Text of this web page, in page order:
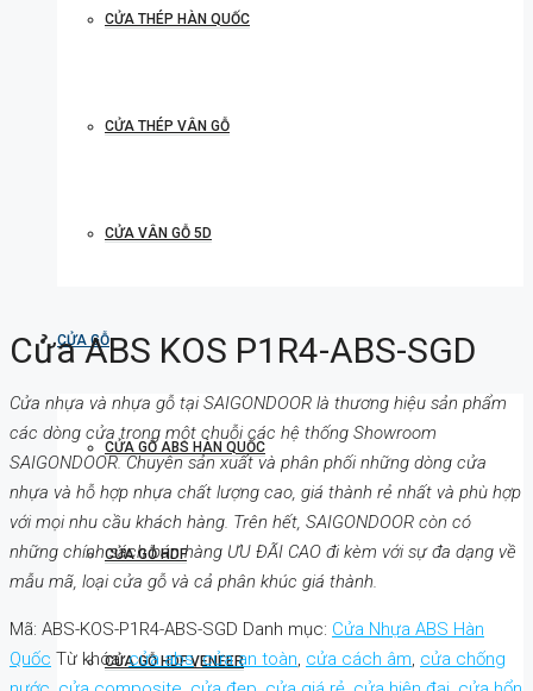
CỬA THÉP HÀN QUỐC
CỬA THÉP VÂN GỖ
CỬA VÂN GỖ 5D
CỬA GỖ
CỬA GỖ ABS HÀN QUỐC
CỬA GỖ HDF
CỬA GỖ HDF VENEER
Cửa ABS KOS P1R4-ABS-SGD
Cửa nhựa và nhựa gỗ tại SAIGONDOOR là thương hiệu sản phẩm
các dòng cửa trong một chuỗi các hệ thống Showroom
SAIGONDOOR. Chuyên sản xuất và phân phối những dòng cửa
nhựa và hỗ hợp nhựa chất lượng cao, giá thành rẻ nhất và phù hợp
với mọi nhu cầu khách hàng. Trên hết, SAIGONDOOR còn có
những chính sách bán hàng ƯU ĐÃI CAO đi kèm với sự đa dạng về
mẫu mã, loại cửa gỗ và cả phân khúc giá thành.
Mã: ABS-KOS-P1R4-ABS-SGD Danh mục: Cửa Nhựa ABS Hàn
Quốc Từ khóa:cửa abs,cửa an toàn, cửa cách âm, cửa chống